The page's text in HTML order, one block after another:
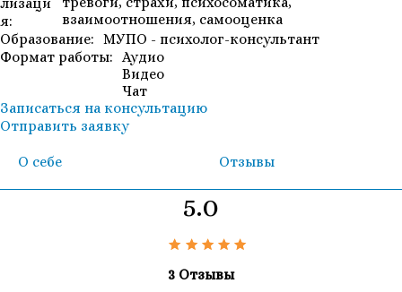
я:
взаимоотношения, самооценка
Образование: МУПО - психолог-консультант
Формат работы:
Аудио
Видео
Чат
Записаться на консультацию
Отправить заявку
О себе Отзывы
5.0
3 Отзывы